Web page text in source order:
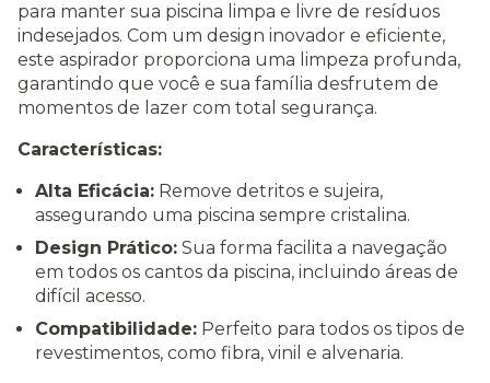
para manter sua piscina limpa e livre de resíduos
indesejados. Com um design inovador e eficiente,
este aspirador proporciona uma limpeza profunda,
garantindo que você e sua família desfrutem de
momentos de lazer com total segurança.
Características:
Alta Eficácia: Remove detritos e sujeira,
assegurando uma piscina sempre cristalina.
Design Prático: Sua forma facilita a navegação
em todos os cantos da piscina, incluindo áreas de
difícil acesso.
Compatibilidade: Perfeito para todos os tipos de
revestimentos, como fibra, vinil e alvenaria.